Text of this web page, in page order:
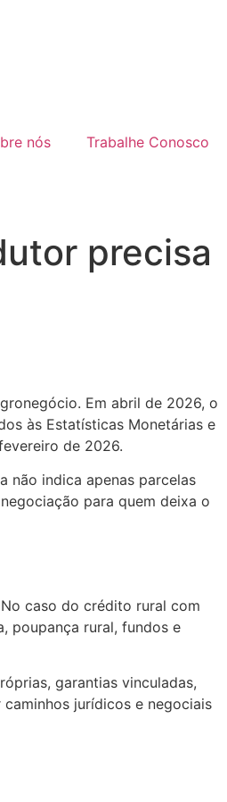
nós Trabalhe Conosco
precisa
Em abril de 2026, o
às Estatísticas Monetárias e
de 2026.
não indica apenas parcelas
para quem deixa o
caso do crédito rural com
poupança rural, fundos e
garantias vinculadas,
jurídicos e negociais